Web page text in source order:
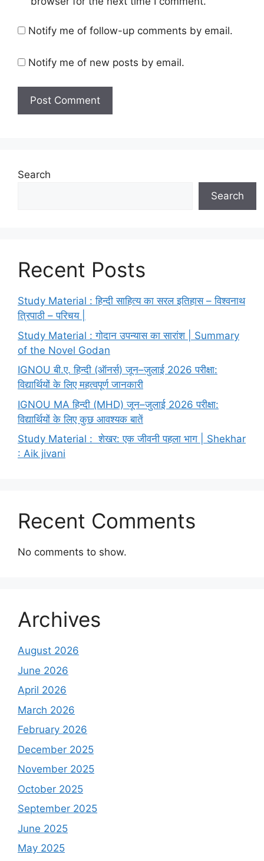
Notify me of follow-up comments by email.
Notify me of new posts by email.
Search
Search
Recent Posts
Study Material : हिन्दी साहित्य का सरल इतिहास – विश्वनाथ
त्रिपाठी – परिचय |
Study Material : गोदान उपन्यास का सारांश | Summary
of the Novel Godan
IGNOU बी.ए. हिन्दी (ऑनर्स) जून–जुलाई 2026 परीक्षा:
विद्यार्थियों के लिए महत्वपूर्ण जानकारी
IGNOU MA हिन्दी (MHD) जून–जुलाई 2026 परीक्षा:
विद्यार्थियों के लिए कुछ आवश्यक बातें
Study Material : शेखर: एक जीवनी पहला भाग | Shekhar
: Aik jivani
Recent Comments
No comments to show.
Archives
August 2026
June 2026
April 2026
March 2026
February 2026
December 2025
November 2025
October 2025
September 2025
June 2025
May 2025